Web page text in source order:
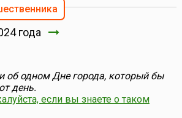
года
об одном Дне города, который бы
день.
если вы знаете о таком